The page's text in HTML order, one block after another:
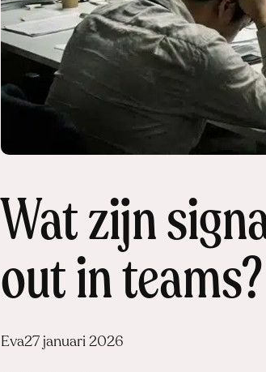
Wat zijn
out in teams?
Posted
Eva27 januari 2026